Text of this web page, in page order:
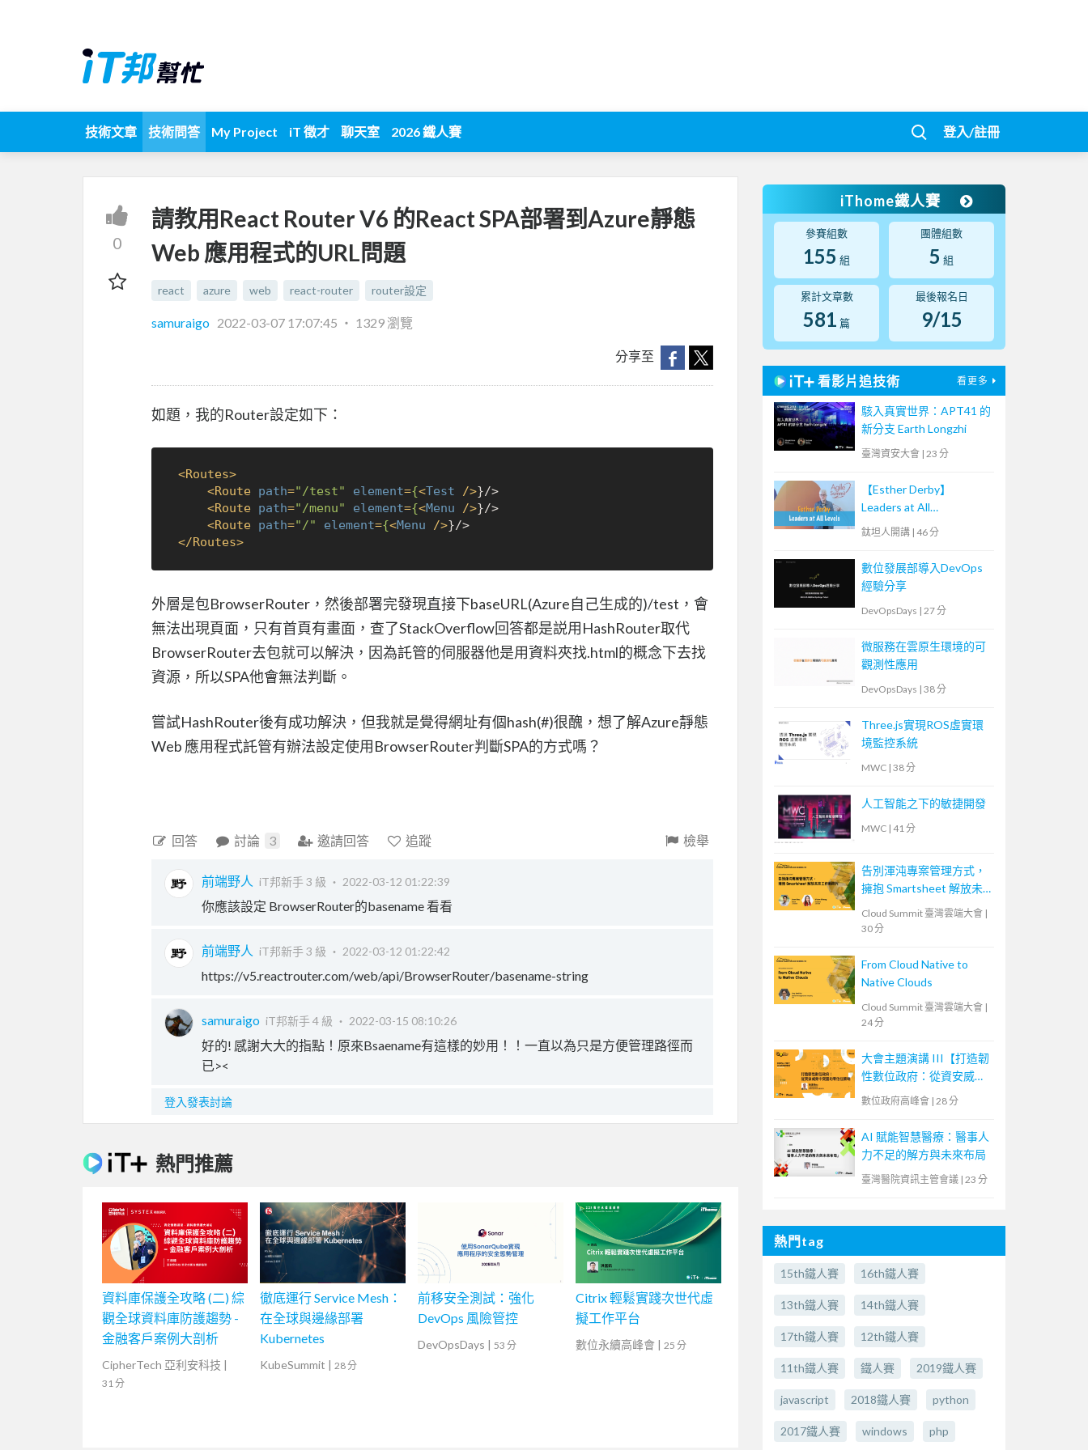
技術文章 技術問答 My Project iT 徵才 聊天室 2026 鐵人賽 登入/註冊
0
請教用React Router V6 的React SPA部署到Azure靜態
Web 應用程式的URL問題
react azure web react-router router設定
samuraigo 2022-03-07 17:07:45 ‧ 1329 瀏覽
分享至
如題，我的Router設定如下：
<Routes>
<Route path="/test" element={<Test />}/>
<Route path="/menu" element={<Menu />}/>
<Route path="/" element={<Menu />}/>
</Routes>
外層是包BrowserRouter，然後部署完發現直接下baseURL(Azure自己生成的)/test，會
無法出現頁面，只有首頁有畫面，查了StackOverflow回答都是説用HashRouter取代
BrowserRouter去包就可以解決，因為託管的伺服器他是用資料夾找.html的概念下去找
資源，所以SPA他會無法判斷。
嘗試HashRouter後有成功解決，但我就是覺得網址有個hash(#)很醜，想了解Azure靜態
Web 應用程式託管有辦法設定使用BrowserRouter判斷SPA的方式嗎？
回答 討論 3 邀請回答 追蹤 檢舉
前端野人 iT邦新手 3 級 ‧ 2022-03-12 01:22:39
你應該設定 BrowserRouter的basename 看看
前端野人 iT邦新手 3 級 ‧ 2022-03-12 01:22:42
https://v5.reactrouter.com/web/api/BrowserRouter/basename-string
samuraigo iT邦新手 4 級 ‧ 2022-03-15 08:10:26
好的! 感謝大大的指點！原來Bsaename有這樣的妙用！！一直以為只是方便管理路徑而
已><
登入發表討論
熱門推薦
資料庫保護全攻略 (二) 綜
觀全球資料庫防護趨勢 -
金融客戶案例大剖析
CipherTech 亞利安科技 |
31 分
徹底運行 Service Mesh：
在全球與邊緣部署
Kubernetes
KubeSummit | 28 分
前移安全測試：強化
DevOps 風險管控
DevOpsDays | 53 分
Citrix 輕鬆實踐次世代虛
擬工作平台
數位永續高峰會 | 25 分
iThome鐵人賽
參賽組數
155 組
團體組數
5 組
累計文章數
581 篇
最後報名日
9/15
看影片追技術 看更多
駭入真實世界：APT41 的
新分支 Earth Longzhi
臺灣資安大會 | 23 分
【Esther Derby】
Leaders at All
Levels（Agile summit
科技
鈦坦人開講 | 46 分
數位發展部導入DevOps
經驗分享
DevOpsDays | 27 分
微服務在雲原生環境的可
觀測性應用
DevOpsDays | 38 分
Three.js實現ROS虛實環
境監控系統
MWC | 38 分
人工智能之下的敏捷開發
MWC | 41 分
告別渾沌專案管理方式，
擁抱 Smartsheet 解放未
來工作新時代
Cloud Summit 臺灣雲端大會 |
30 分
From Cloud Native to
Native Clouds
Cloud Summit 臺灣雲端大會 |
24 分
大會主題演講 III【打造韌
性數位政府：從資安威脅
中突圍的零信任策略】
數位政府高峰會 | 28 分
AI 賦能智慧醫療：醫事人
力不足的解方與未來布局
臺灣醫院資訊主管會議 | 23 分
熱門tag
15th鐵人賽 16th鐵人賽
13th鐵人賽 14th鐵人賽
17th鐵人賽 12th鐵人賽
11th鐵人賽 鐵人賽 2019鐵人賽
javascript 2018鐵人賽 python
2017鐵人賽 windows php